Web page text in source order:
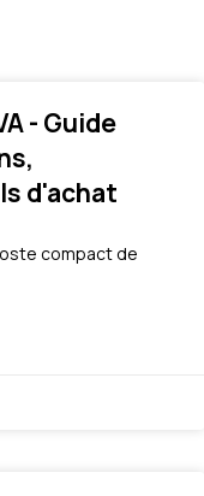
- Guide
d'achat
compact de